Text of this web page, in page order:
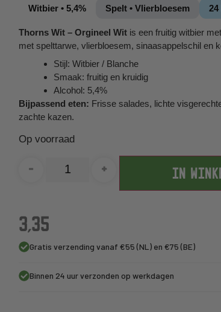
Witbier • 5,4% Spelt • Vlierbloesem 24
Thorns Wit – Orgineel Witis een fruitig witbier
met spelttarwe, vlierbloesem, sinaasappelschil en
Stijl: Witbier / Blanche
Smaak: fruitig en kruidig
Alcohol: 5,4%
Bijpassend eten: Frisse salades, lichte
zachte kazen.
Op voorraad
- + IN
3,35
Gratis verzending vanaf €55 (NL) en €75 (BE)
Binnen 24 uur verzonden op werkdagen